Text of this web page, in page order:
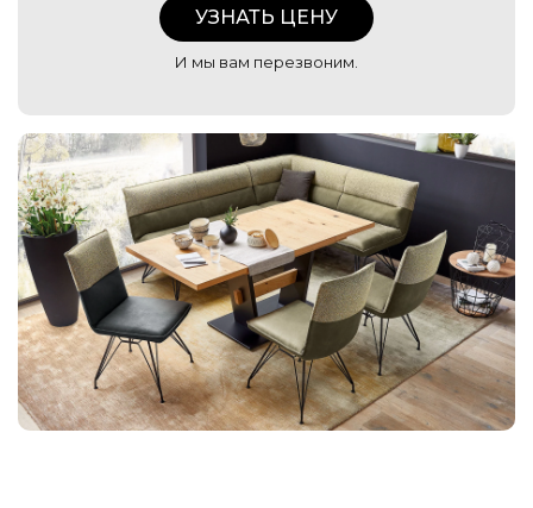
УЗНАТЬ ЦЕНУ
И мы вам перезвоним.